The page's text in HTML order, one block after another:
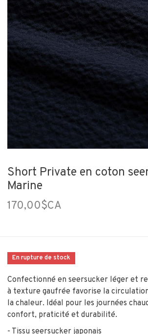
Short Private en coton
Marine
170,00$CA
En rupture de stock
Confectionné en seersucker léger et
à texture gaufrée favorise la
la chaleur. Idéal pour les journées
confort, praticité et durabilité.
- Tissu seersucker japonais